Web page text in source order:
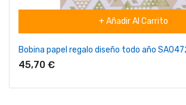
+ Añadir Al Carrito
Bobina papel regalo diseño todo año
45,70 €